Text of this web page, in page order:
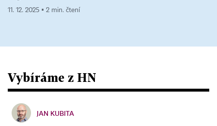
11. 12. 2025 ▪ 2 min. čtení
Vybíráme z HN
JAN KUBITA